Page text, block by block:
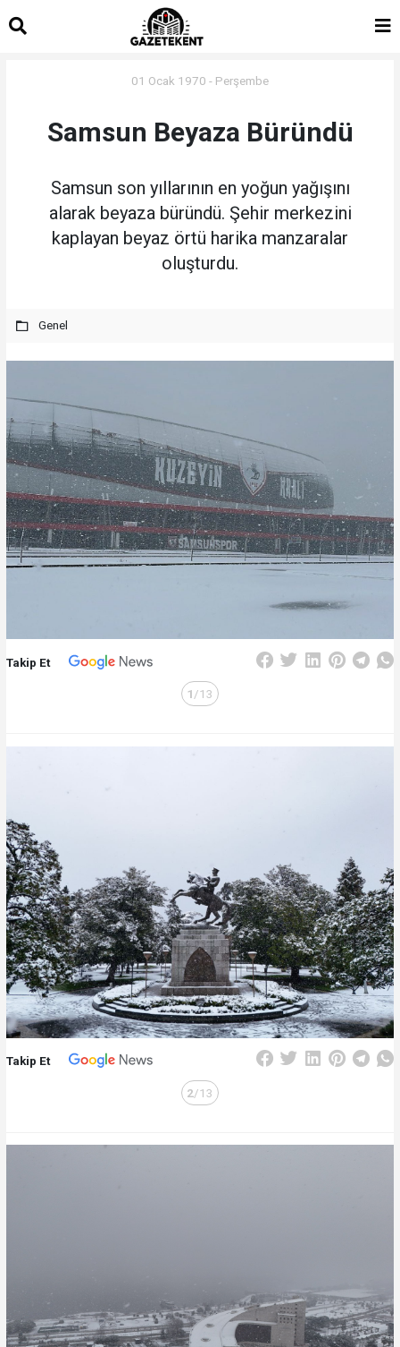
sohbet
sohbetler
chat
01 Ocak 1970 - Perşembe
Samsun Beyaza Büründü
Samsun son yıllarının en yoğun yağışını
alarak beyaza büründü. Şehir merkezini
kaplayan beyaz örtü harika manzaralar
oluşturdu.
Genel
Takip Et
1/13
Takip Et
2/13